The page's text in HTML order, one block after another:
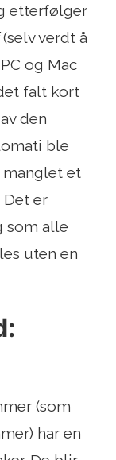
etterfølger
(selv verdt å
og Mac
falt kort
den
ble
et
er
som alle
uten en
(som
har en